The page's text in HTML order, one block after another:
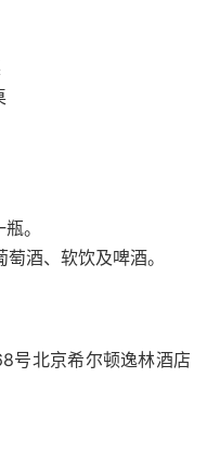
。
酒、软饮及啤酒。
号北京希尔顿逸林酒店